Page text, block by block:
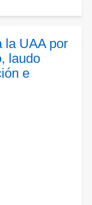
la UAA por
laudo
e